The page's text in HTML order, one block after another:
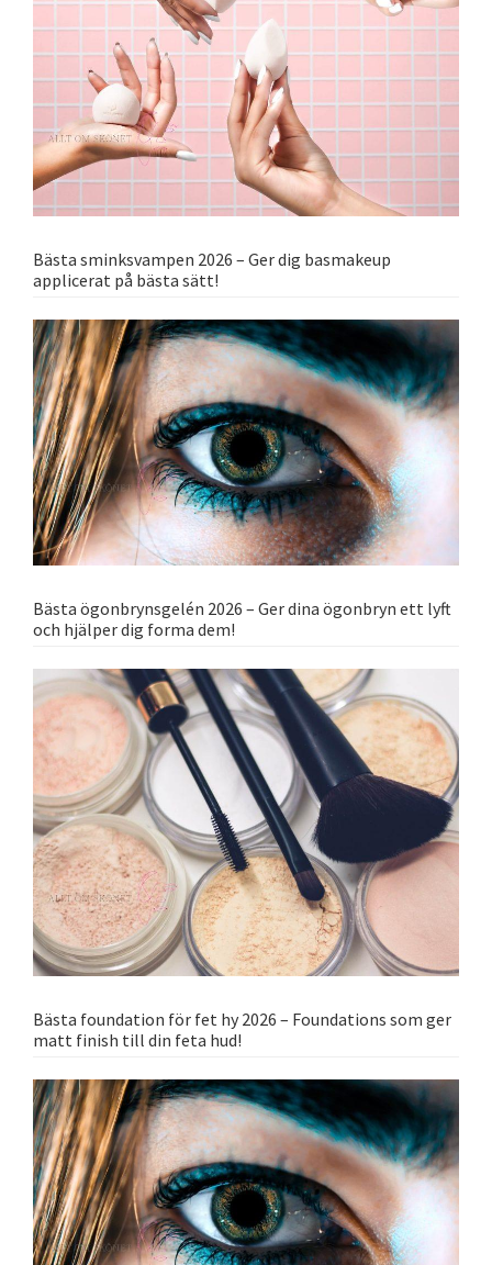
Bästa sminksvampen 2026 – Ger dig basmakeup
applicerat på bästa sätt!
Bästa ögonbrynsgelén 2026 – Ger dina ögonbryn ett lyft
och hjälper dig forma dem!
Bästa foundation för fet hy 2026 – Foundations som ger
matt finish till din feta hud!